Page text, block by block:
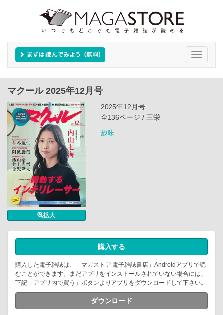
Toggle
マクール 2025年12月号
拡大
2025年12月号
全136ページ / 三栄
趣味
購入する
購入した電子雑誌は、「マガストア 電子雑誌書店」Androidアプリで読
むことができます。まだアプリをインストールされていない場合には、
下記「アプリ内で買う」ボタンよりアプリをダウンロードして下さい。
ダウンロード